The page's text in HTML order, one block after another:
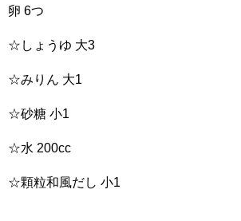
卵 6つ
☆しょうゆ 大3
☆みりん 大1
☆砂糖 小1
☆水 200cc
☆顆粒和風だし 小1